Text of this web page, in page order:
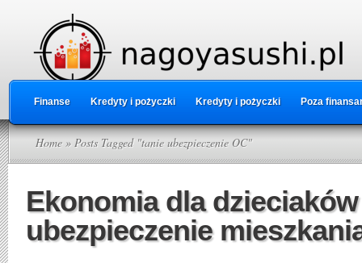
Finanse Kredyty i pożyczki Kredyty i pożyczki Poza
Home » Posts Tagged "tanie ubezpieczenie OC"
Ekonomia dla
ubezpieczenie